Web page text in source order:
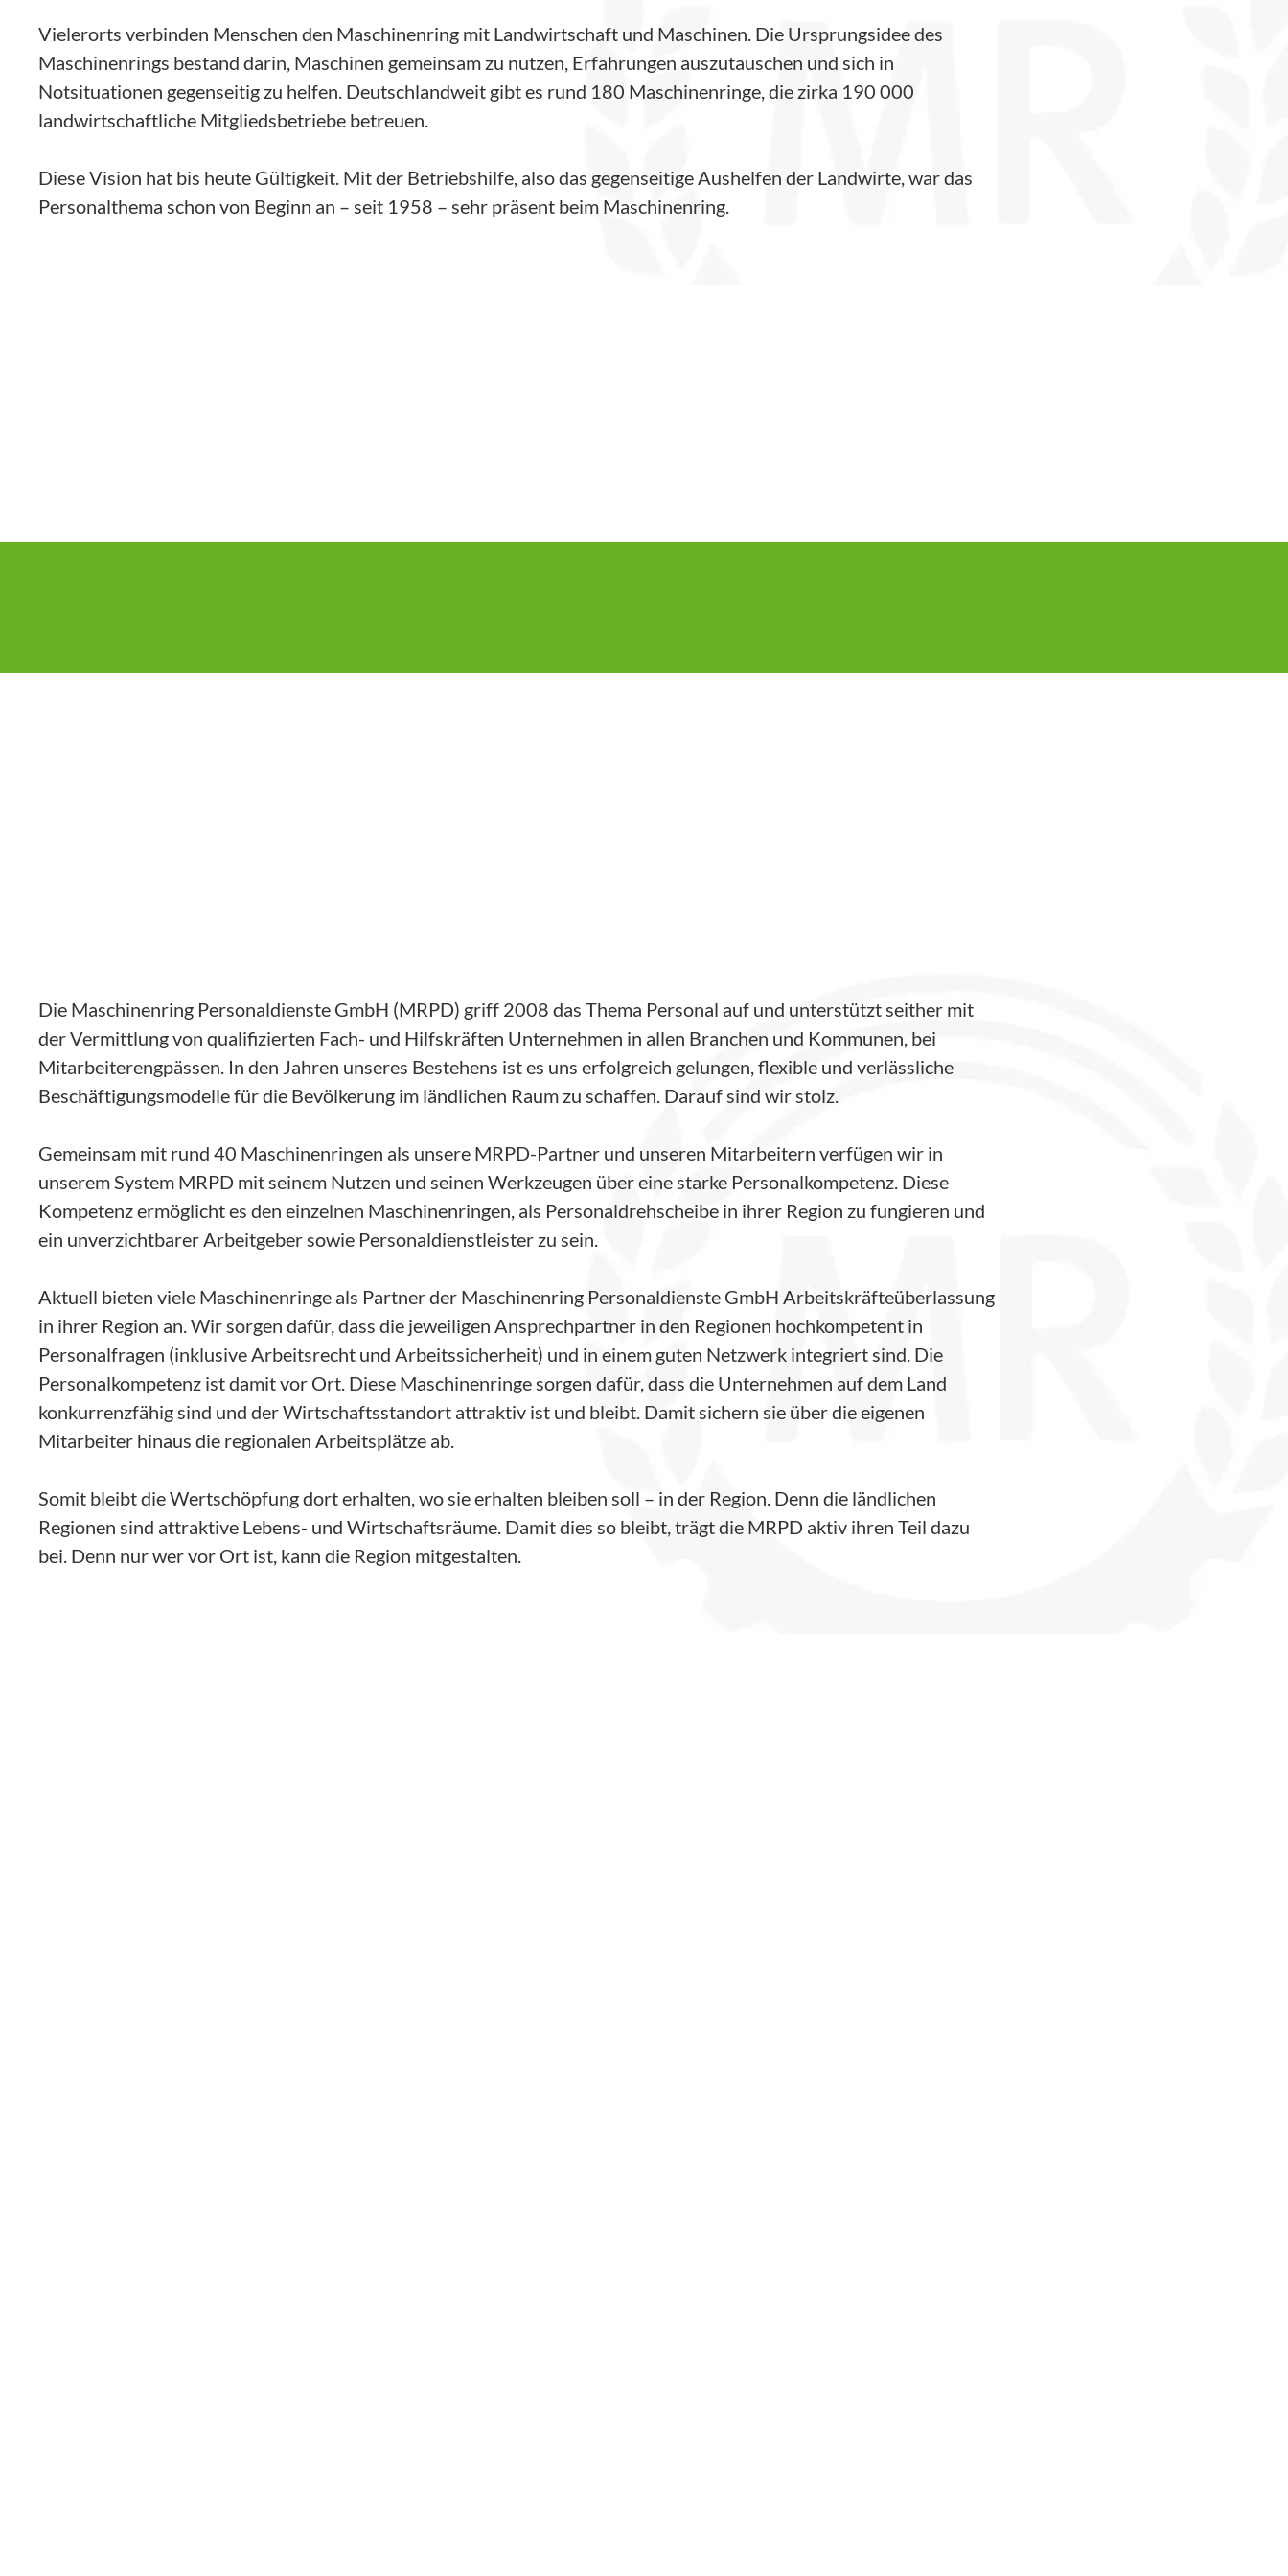
Vielerorts verbinden Menschen den Maschinenring mit Landwirtschaft und Maschinen. Die Ursprungsidee des
Maschinenrings bestand darin, Maschinen gemeinsam zu nutzen, Erfahrungen auszutauschen und sich in
Notsituationen gegenseitig zu helfen. Deutschlandweit gibt es rund 180 Maschinenringe, die zirka 190 000
landwirtschaftliche Mitgliedsbetriebe betreuen.
Diese Vision hat bis heute Gültigkeit. Mit der Betriebshilfe, also das gegenseitige Aushelfen der Landwirte, war das
Personalthema schon von Beginn an – seit 1958 – sehr präsent beim Maschinenring.
Die Maschinenring Personaldienste GmbH (MRPD) griff 2008 das Thema Personal auf und unterstützt seither mit
der Vermittlung von qualifizierten Fach- und Hilfskräften Unternehmen in allen Branchen und Kommunen, bei
Mitarbeiterengpässen. In den Jahren unseres Bestehens ist es uns erfolgreich gelungen, flexible und verlässliche
Beschäftigungsmodelle für die Bevölkerung im ländlichen Raum zu schaffen. Darauf sind wir stolz.
Gemeinsam mit rund 40 Maschinenringen als unsere MRPD-Partner und unseren Mitarbeitern verfügen wir in
unserem System MRPD mit seinem Nutzen und seinen Werkzeugen über eine starke Personalkompetenz. Diese
Kompetenz ermöglicht es den einzelnen Maschinenringen, als Personaldrehscheibe in ihrer Region zu fungieren und
ein unverzichtbarer Arbeitgeber sowie Personaldienstleister zu sein.
Aktuell bieten viele Maschinenringe als Partner der Maschinenring Personaldienste GmbH Arbeitskräfteüberlassung
in ihrer Region an. Wir sorgen dafür, dass die jeweiligen Ansprechpartner in den Regionen hochkompetent in
Personalfragen (inklusive Arbeitsrecht und Arbeitssicherheit) und in einem guten Netzwerk integriert sind. Die
Personalkompetenz ist damit vor Ort. Diese Maschinenringe sorgen dafür, dass die Unternehmen auf dem Land
konkurrenzfähig sind und der Wirtschaftsstandort attraktiv ist und bleibt. Damit sichern sie über die eigenen
Mitarbeiter hinaus die regionalen Arbeitsplätze ab.
Somit bleibt die Wertschöpfung dort erhalten, wo sie erhalten bleiben soll – in der Region. Denn die ländlichen
Regionen sind attraktive Lebens- und Wirtschaftsräume. Damit dies so bleibt, trägt die MRPD aktiv ihren Teil dazu
bei. Denn nur wer vor Ort ist, kann die Region mitgestalten.